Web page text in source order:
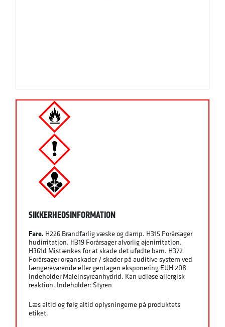
SIKKERHEDSINFORMATION
Fare. H226 Brandfarlig væske og damp. H315 Forårsager
hudirritation. H319 Forårsager alvorlig øjenirritation.
H361d Mistænkes for at skade det ufødte barn. H372
Forårsager organskader / skader på auditive system ved
længerevarende eller gentagen eksponering EUH 208
Indeholder Maleinsyreanhydrid. Kan udløse allergisk
reaktion. Indeholder: Styren
Læs altid og følg altid oplysningerne på produktets
etiket.